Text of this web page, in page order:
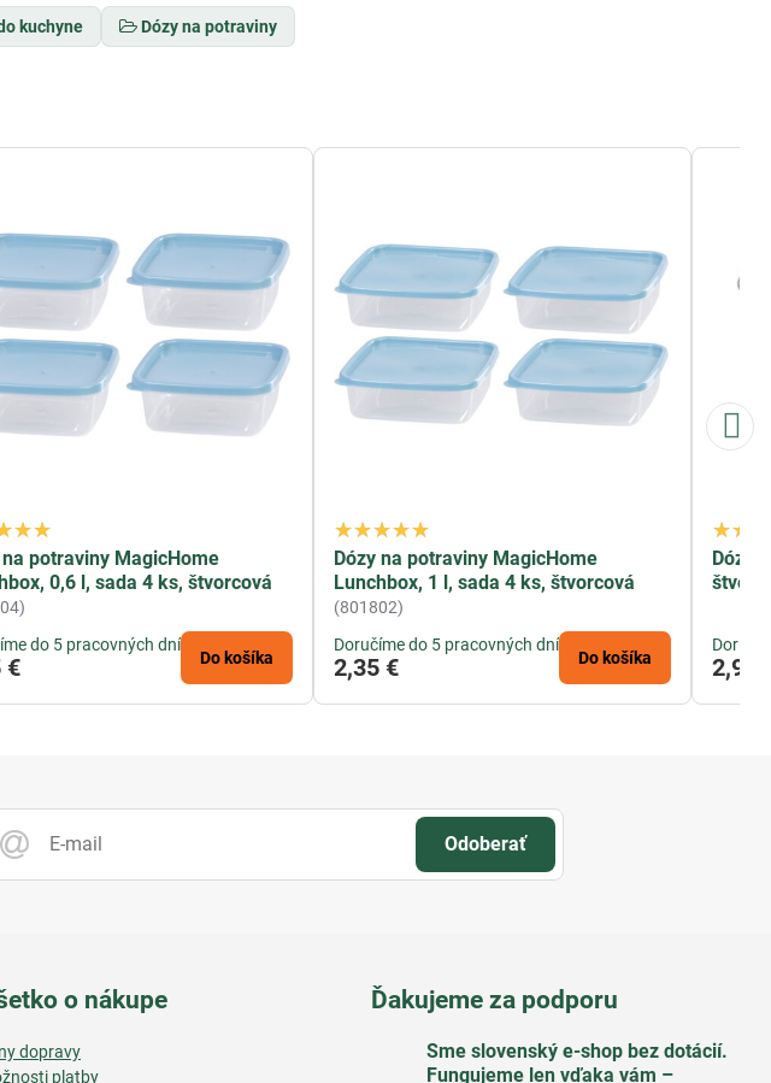
kuchyne Dózy na potraviny
na potraviny MagicHome
0,6 l, sada 4 ks, štvorcová
do 5 pracovných dní
€ Do košíka
Dózy na potraviny MagicHome
Lunchbox, 1 l, sada 4 ks, štvorcová
(801802)
Doručíme do 5 pracovných dní
2,35 € Do košíka
Dóza
2,95
Odoberať
o nákupe
dopravy
platby
Ďakujeme za podporu
Sme slovenský e-shop bez dotácií​.
Fungujeme len vďaka vám –